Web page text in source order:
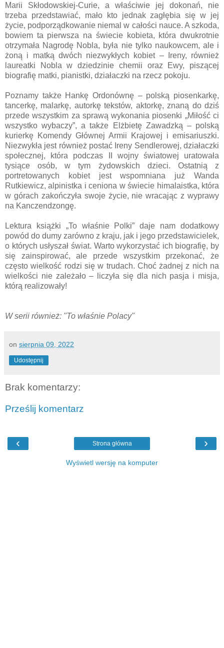
Marii Skłodowskiej-Curie, a właściwie jej dokonań, nie
trzeba przedstawiać, mało kto jednak zagłębia się w jej
życie, podporządkowanie niemal w całości nauce. A szkoda,
bowiem ta pierwsza na świecie kobieta, która dwukrotnie
otrzymała Nagrodę Nobla, była nie tylko naukowcem, ale i
żoną i matką dwóch niezwykłych kobiet – Ireny, również
laureatki Nobla w dziedzinie chemii oraz Ewy, piszącej
biografię matki, pianistki, działaczki na rzecz pokoju.
Poznamy także Hankę Ordonównę – polską piosenkarkę,
tancerkę, malarkę, autorkę tekstów, aktorkę, znaną do dziś
przede wszystkim za sprawą wykonania piosenki „Miłość ci
wszystko wybaczy”, a także Elżbietę Zawadzką – polską
kurierkę Komendy Głównej Armii Krajowej i emisariuszki.
Niezwykła jest również postać Ireny Sendlerowej, działaczki
społecznej, która podczas II wojny światowej uratowała
tysiące osób, w tym żydowskich dzieci. Ostatnią z
portretowanych kobiet jest wspomniana już Wanda
Rutkiewicz, alpinistka i ceniona w świecie himalaistka, która
w górach zakończyła swoje życie, nie wracając z wyprawy
na Kanczendzongę.
Lektura książki „To właśnie Polki” daje nam dodatkowy
powód do dumy zarówno z kraju, jak i jego przedstawicielek,
o których usłyszał świat. Warto wykorzystać ich biografię, by
się zainspirować, ale przede wszystkim przekonać, że
często wielkość rodzi się w trudach. Choć żadnej z nich na
wielkości nie zależało – liczyła się dla nich pasja i misja,
którą realizowały!
W serii również: "To właśnie Polacy"
on sierpnia 09, 2022
Udostępnij
Brak komentarzy:
Prześlij komentarz
‹ ›
Strona główna
Wyświetl wersję na komputer